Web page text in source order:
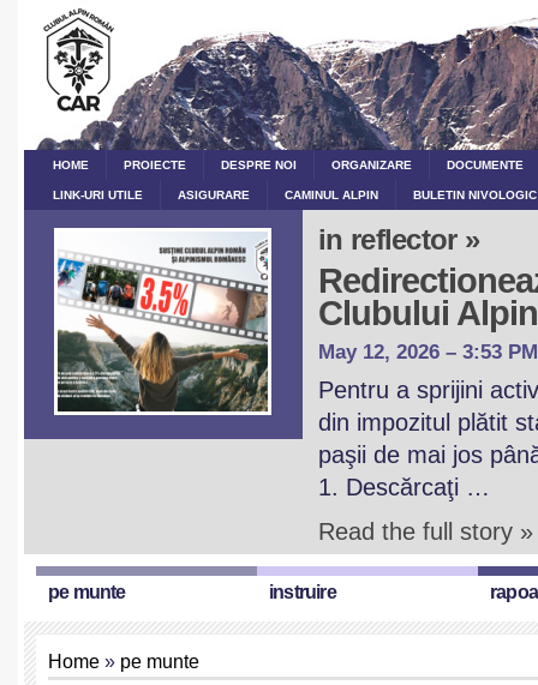
HOME PROIECTE DESPRE NOI ORGANIZARE DOCUMENTE
LINK-URI UTILE ASIGURARE CAMINUL ALPIN BULETIN
in reflector »
Clubului
May 12, 2026 – 3:53 PM
Pentru a sprijini
din impozitul plătit
paşii de mai jos
1. Descărcaţi …
Read the full story »
pe munte instruire
Home » pe munte